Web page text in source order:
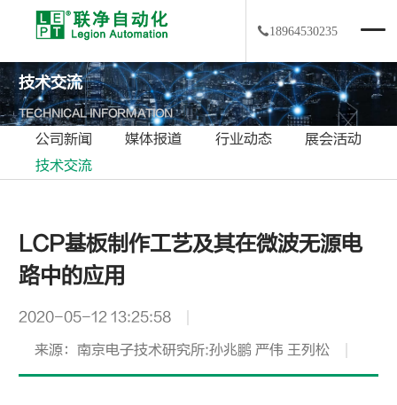
18964530235
技术交流
TECHNICAL INFORMATION
公司新闻 媒体报道 行业动态
展会活动
技术交流
LCP基板制作工艺及其在微波无源电
路中的应用
2020-05-12 13:25:58
来源：南京电子技术研究所:孙兆鹏 严伟 王列松